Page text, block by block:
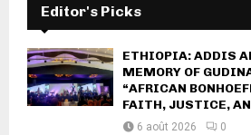
Editor's Picks
ETHIOPIA: ADDIS
MEMORY OF
“AFRICAN
FAITH, JUSTICE,
6 août 2026 0